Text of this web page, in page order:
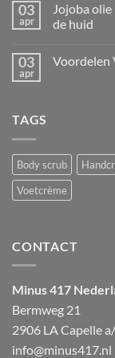
de
huid
Aloë
Vera:
de
03
apr
Jojoba
de huid
op
voordelen
voor
de
03
apr
Voordelen
huid
TAGS
Body scrub
Voetcrème
CONTACT
Minus 417
Bermweg 21
2906 LA Capelle
info@minus417.nl